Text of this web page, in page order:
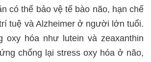
có thể bảo vệ tế bào não, hạn chế
tuệ và Alzheimer ở người lớn tuổi.
oxy hóa như lutein và zeaxanthin
chống lại stress oxy hóa ở não,